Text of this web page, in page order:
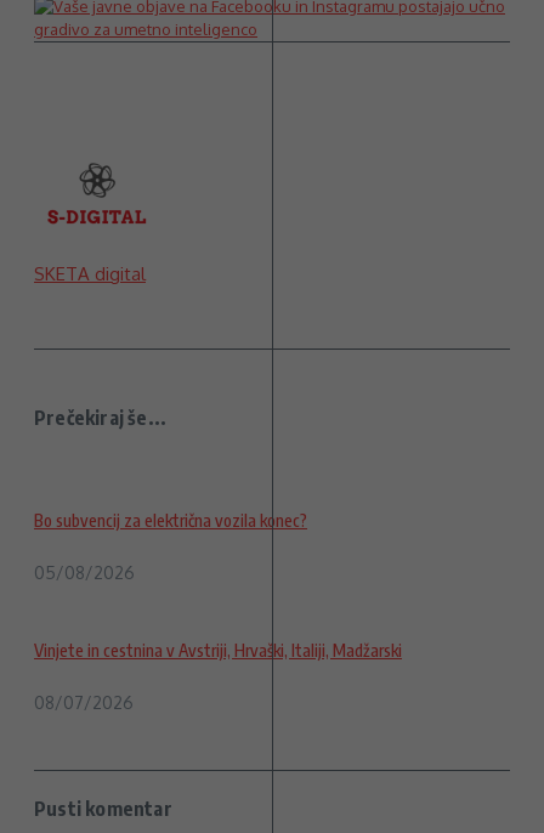
SKETA digital
Prečekiraj še...
Bo subvencij za električna vozila konec?
05/08/2026
Vinjete in cestnina v Avstriji, Hrvaški, Italiji, Madžarski
08/07/2026
Pusti komentar